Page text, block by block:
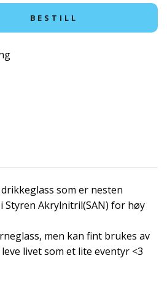
BESTILL
som er nesten
Styren Akrylnitril(SAN) for høy
men kan fint brukes av
livet som et lite eventyr <3